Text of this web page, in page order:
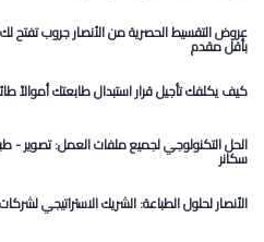
عروض التقسيط الحصرية من الأنصار جروب تفتح لك
بأقل مقدم
كيف يكلفك تأجيل قرار استبدال طابعتك أموالاً
سكانر
الأنصار لحلول الطباعة: الشريك الاستراتيجي